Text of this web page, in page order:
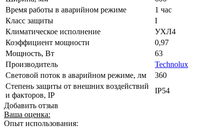
Время работы в аварийном режиме
1 час
Класс защиты
I
Климатическое исполнение
УХЛ4
Коэффициент мощности
0,97
Мощность, Вт
63
Производитель
Technolux
Световой поток в аварийном режиме, лм
360
Степень защиты от внешних воздействий
и факторов, IP
IP54
Добавить отзыв
Ваша оценка:
Опыт использования: